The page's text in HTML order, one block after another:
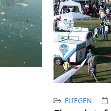
FLIEGEN